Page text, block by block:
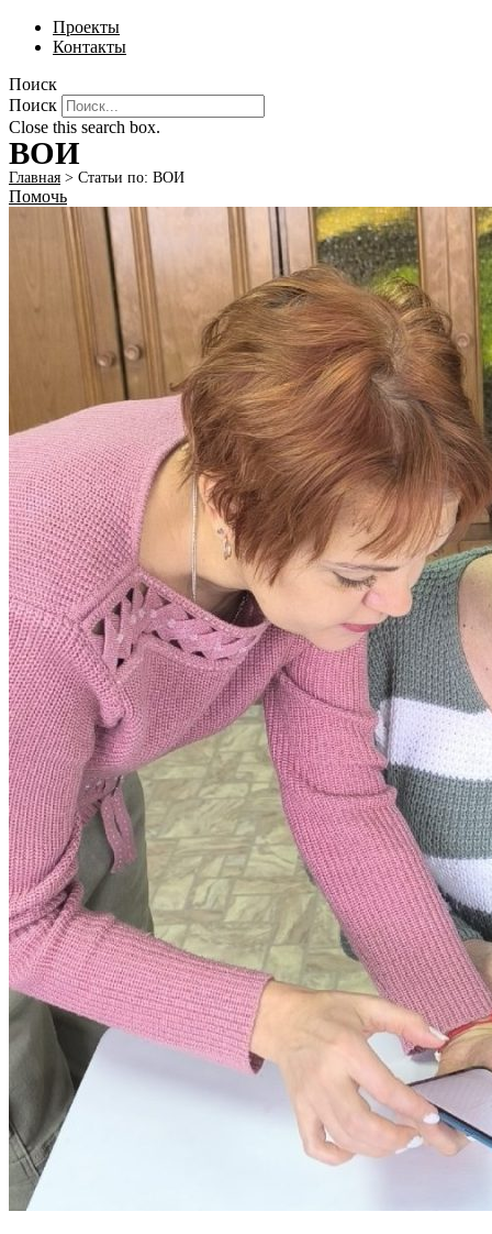
Проекты
Контакты
Поиск
Поиск
Close this search box.
ВОИ
Главная > Статьи по: ВОИ
Помочь